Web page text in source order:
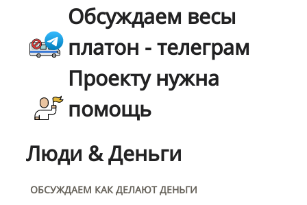
Обсуждаем весы
платон - телеграм
Проекту нужна
помощь
Люди & Деньги
ОБСУЖДАЕМ КАК ДЕЛАЮТ ДЕНЬГИ